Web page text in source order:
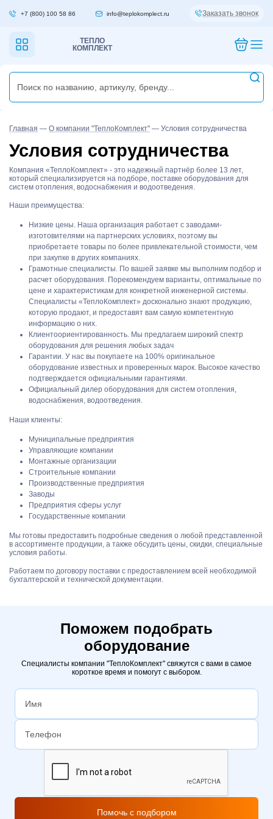
+7 (800) 100 58 86 info@teplokomplect.ru Заказать звонок
ТЕПЛО
КОМПЛЕКТ
Главная — О компании "ТеплоКомплект" — Условия сотрудничества
Условия сотрудничества
Компания «ТеплоКомплект» - это надежный партнёр более 13 лет,
который специализируется на подборе, поставке оборудования для
систем отопления, водоснабжения и водоотведения.
Наши преимущества:
Низкие цены. Наша организация работает с заводами-
изготовителями на партнерских условиях, поэтому вы
приобретаете товары по более привлекательной стоимости, чем
при закупке в других компаниях.
Грамотные специалисты. По вашей заявке мы выполним подбор и
расчет оборудования. Порекомендуем варианты, оптимальные по
цене и характеристикам для конкретной инженерной системы.
Специалисты «ТеплоКомплект» досконально знают продукцию,
которую продают, и предоставят вам самую компетентную
информацию о них.
Клиентоориентированность. Мы предлагаем широкий спектр
оборудования для решения любых задач
Гарантии. У нас вы покупаете на 100% оригинальное
оборудование известных и проверенных марок. Высокое качество
подтверждается официальными гарантиями.
Официальный дилер оборудования для систем отопления,
водоснабжения, водоотведения.
Наши клиенты:
Муниципальные предприятия
Управляющие компании
Монтажные организации
Строительные компании
Производственные предприятия
Заводы
Предприятия сферы услуг
Государственные компании
Мы готовы предоставить подробные сведения о любой представленной
в ассортименте продукции, а также обсудить цены, скидки, специальные
условия работы.
Работаем по договору поставки с предоставлением всей необходимой
бухгалтерской и технической документации.
Поможем подобрать
оборудование
Специалисты компании "ТеплоКомплект" свяжутся с вами в самое
короткое время и помогут с выбором.
Помочь с подбором